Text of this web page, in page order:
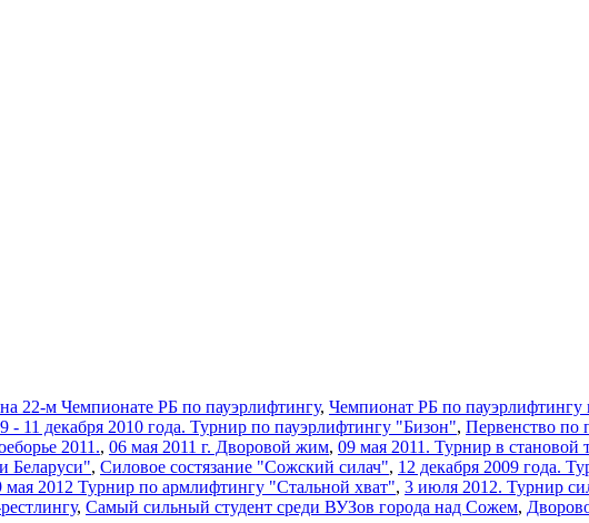
22-м Чемпионате РБ по пауэрлифтингу, Чемпионат РБ по
- 11 декабря 2010 года. Турнир по пауэрлифтингу "Бизон", Первенство по
2011., 06 мая 2011 г. Дворовой жим, 09 мая 2011. Турнир в становой
Беларуси", Силовое состязание "Сожский силач", 12 декабря 2009 года.
мая 2012 Турнир по армлифтингу "Стальной хват", 3 июля 2012. Турнир
, Самый сильный студент среди ВУЗов города над Сожем,